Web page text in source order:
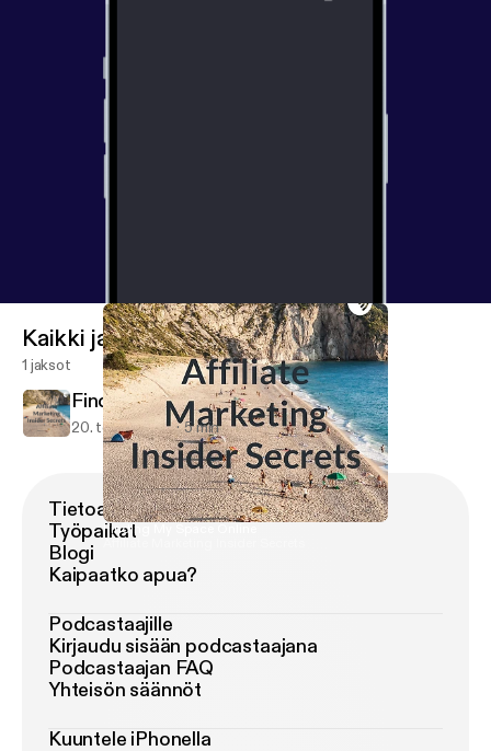
Finding My Space Online
Kaikki jaksot
1 jaksot
Finding My Space Online
20. touko 2019 5 min
Tietoa Podimosta
Työpaikat
Blogi
Kaipaatko apua?
Podcastaajille
Kirjaudu sisään podcastaajana
Podcastaajan FAQ
Yhteisön säännöt
Kuuntele iPhonella